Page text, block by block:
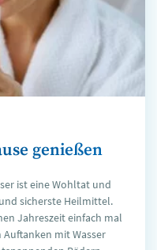
genießen
ist eine Wohltat und
sicherste Heilmittel.
Jahreszeit einfach mal
mit Wasser